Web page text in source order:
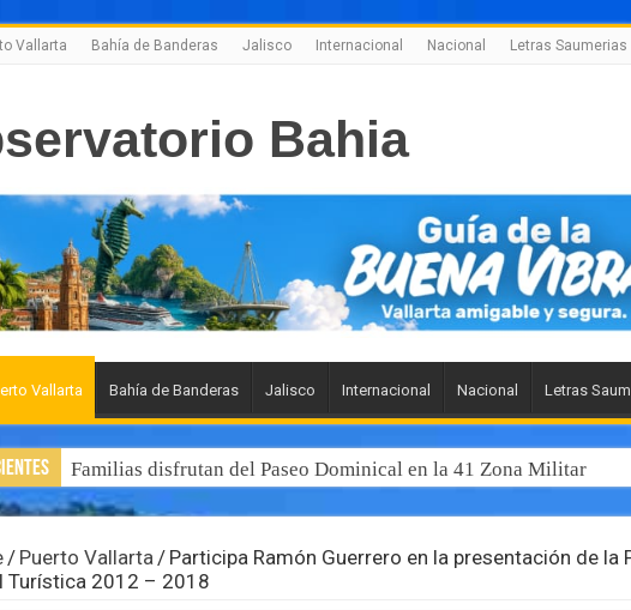
Vallarta Bahía de Banderas Jalisco Internacional Nacional Letras Saumerias
Vallarta Bahía de Banderas Jalisco Internacional Nacional Letras
Familias disfrutan del Paseo Dominical en la 41 Zona Militar
/ Puerto Vallarta / Participa Ramón Guerrero en la presentación de la
Turística 2012 – 2018